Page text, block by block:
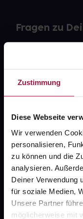
Zustimmung
Diese Webseite
Wir verwenden
personalisieren,
zu können und die
analysieren.
Deiner Verwendung
für soziale Medien,
Unsere Partner
möglicherweise mit
Fragen zu
gesund.de
Über uns
Karriere
Newsletter